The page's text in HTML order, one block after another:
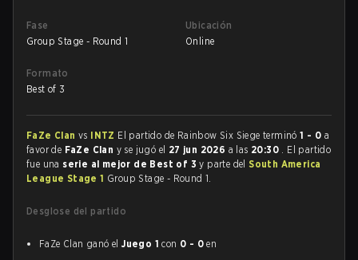
Fase
Group Stage - Round 1
Ubicación
Online
Formato
Best of 3
FaZe Clan vs INTZ El partido de Rainbow Six Siege terminó1 - 0 a
favor de FaZe Clan y se jugó el 27 jun 2026 a las 20:30 . El partido
fue una serie al mejor de Best of 3y parte del South America
League Stage 1 Group Stage - Round 1.
Desglose del partido
FaZe Clan ganó elJuego 1 con 0 - 0 en